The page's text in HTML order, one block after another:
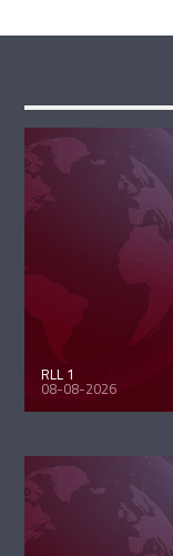
RLL 1
08-08-2026